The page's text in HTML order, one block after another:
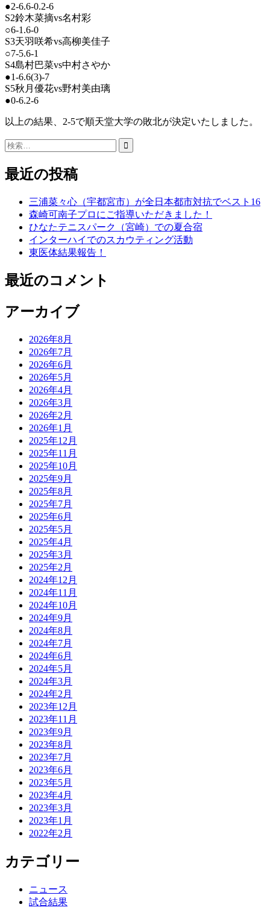
●2-6.6-0.2-6
S2鈴木菜摘vs名村彩
○6-1.6-0
S3天羽咲希vs高柳美佳子
○7-5.6-1
S4島村巴菜vs中村さやか
●1-6.6(3)-7
S5秋月優花vs野村美由璃
●0-6.2-6
以上の結果、2-5で順天堂大学の敗北が決定いたしました。
検
最近の投稿
三浦菜々心（宇都宮市）が全日本都市対抗でベスト16
森崎可南子プロにご指導いただきました！
ひなたテニスパーク（宮崎）での夏合宿
インターハイでのスカウティング活動
東医体結果報告！
最近のコメント
アーカイブ
2026年8月
2026年7月
2026年6月
2026年5月
2026年4月
2026年3月
2026年2月
2026年1月
2025年12月
2025年11月
2025年10月
2025年9月
2025年8月
2025年7月
2025年6月
2025年5月
2025年4月
2025年3月
2025年2月
2024年12月
2024年11月
2024年10月
2024年9月
2024年8月
2024年7月
2024年6月
2024年5月
2024年3月
2024年2月
2023年12月
2023年11月
2023年9月
2023年8月
2023年7月
2023年6月
2023年5月
2023年4月
2023年3月
2023年1月
2022年2月
カテゴリー
ニュース
試合結果